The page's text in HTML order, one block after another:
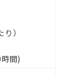
）
間)